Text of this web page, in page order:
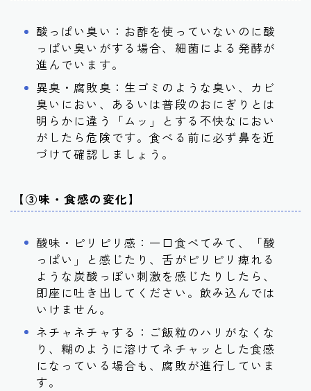
酸っぱい臭い：お酢を使っていないのに酸
っぱい臭いがする場合、細菌による発酵が
進んでいます。
異臭・腐敗臭：生ゴミのような臭い、カビ
臭いにおい、あるいは普段のおにぎりとは
明らかに違う「ムッ」とする不快なにおい
がしたら危険です。食べる前に必ず鼻を近
づけて確認しましょう。
【③味・食感の変化】
酸味・ピリピリ感：一口食べてみて、「酸
っぱい」と感じたり、舌がピリピリ痺れる
ような炭酸っぽい刺激を感じたりしたら、
即座に吐き出してください。飲み込んでは
いけません。
ネチャネチャする：ご飯粒のハリがなくな
り、糊のように溶けてネチャッとした食感
になっている場合も、腐敗が進行していま
す。